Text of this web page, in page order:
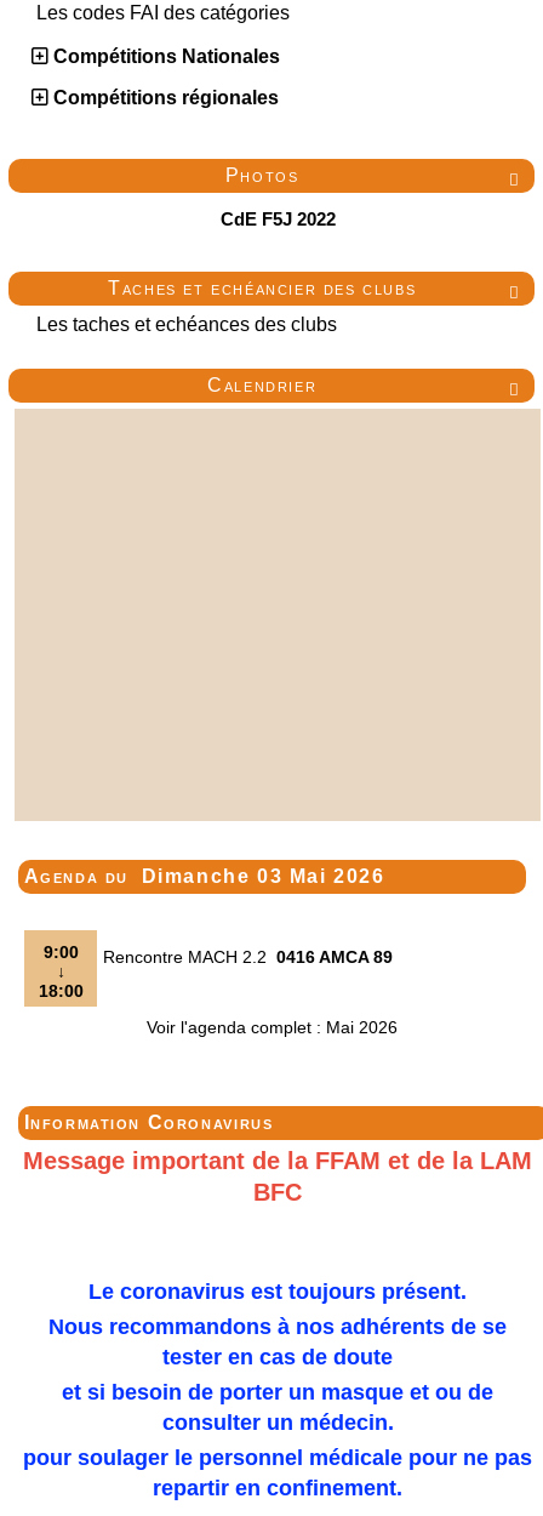
Les codes FAI des catégories
Compétitions Nationales
Compétitions régionales

Photos
CdE F5J 2022

Taches et echéancier des clubs
Les taches et echéances des clubs

Calendrier
Agenda du Dimanche 03 Mai 2026
9:00
↓
18:00
Rencontre MACH 2.2 0416 AMCA 89
Voir l'agenda complet : Mai 2026
Information Coronavirus
Message important de la FFAM et de la LAM
BFC
Le coronavirus est toujours présent.
Nous recommandons à nos adhérents de se
tester en cas de doute
et si besoin de porter un masque et ou de
consulter un médecin.
pour soulager le personnel médicale pour ne pas
repartir en confinement.